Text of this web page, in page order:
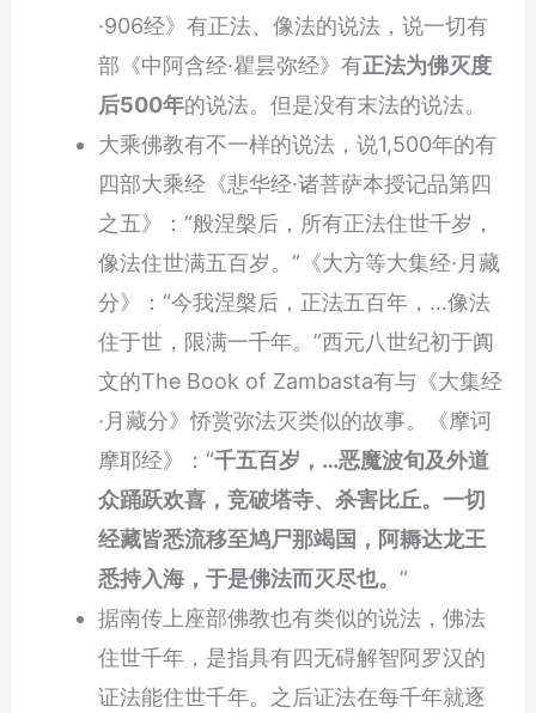
·906经》有正法、像法的说法，说一切有
部《中阿含经·瞿昙弥经》有正法为佛灭度
后500年的说法。但是没有末法的说法。
大乘佛教有不一样的说法，说1,500年的有
四部大乘经《悲华经·诸菩萨本授记品第四
之五》：“般涅槃后，所有正法住世千岁，
像法住世满五百岁。”《大方等大集经·月藏
分》：“今我涅槃后，正法五百年，…像法
住于世，限满一千年。”西元八世纪初于阗
文的The Book of Zambasta有与《大集经
·月藏分》㤭赏弥法灭类似的故事。《摩诃
摩耶经》：“千五百岁，…恶魔波旬及外道
众踊跃欢喜，竞破塔寺、杀害比丘。一切
经藏皆悉流移至鸠尸那竭国，阿耨达龙王
悉持入海，于是佛法而灭尽也。 ”
据南传上座部佛教也有类似的说法，佛法
住世千年，是指具有四无碍解智阿罗汉的
证法能住世千年。之后证法在每千年就逐